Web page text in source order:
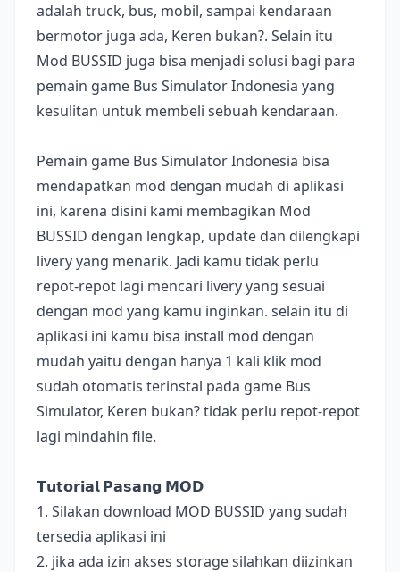
adalah truck, bus, mobil, sampai kendaraan
bermotor juga ada, Keren bukan?. Selain itu
Mod BUSSID juga bisa menjadi solusi bagi para
pemain game Bus Simulator Indonesia yang
kesulitan untuk membeli sebuah kendaraan.
Pemain game Bus Simulator Indonesia bisa
mendapatkan mod dengan mudah di aplikasi
ini, karena disini kami membagikan Mod
BUSSID dengan lengkap, update dan dilengkapi
livery yang menarik. Jadi kamu tidak perlu
repot-repot lagi mencari livery yang sesuai
dengan mod yang kamu inginkan. selain itu di
aplikasi ini kamu bisa install mod dengan
mudah yaitu dengan hanya 1 kali klik mod
sudah otomatis terinstal pada game Bus
Simulator, Keren bukan? tidak perlu repot-repot
lagi mindahin file.
𝗧𝘂𝘁𝗼𝗿𝗶𝗮𝗹 𝗣𝗮𝘀𝗮𝗻𝗴 𝗠𝗢𝗗
1. Silakan download MOD BUSSID yang sudah
tersedia aplikasi ini
2. jika ada izin akses storage silahkan diizinkan